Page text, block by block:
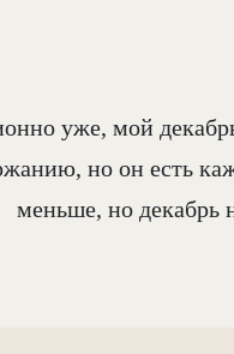
уже, мой
но он есть
меньше, но декабрь